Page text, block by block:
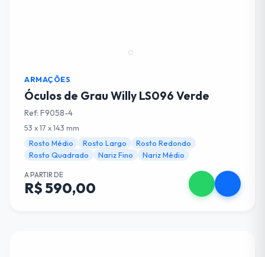
ARMAÇÕES
Óculos de Grau Willy LS096 Verde
Ref: F9058-4
53 x 17 x 143 mm
Rosto Médio
Rosto Largo
Rosto Redondo
Rosto Quadrado
Nariz Fino Nariz Médio
A PARTIR DE
R$ 590,00